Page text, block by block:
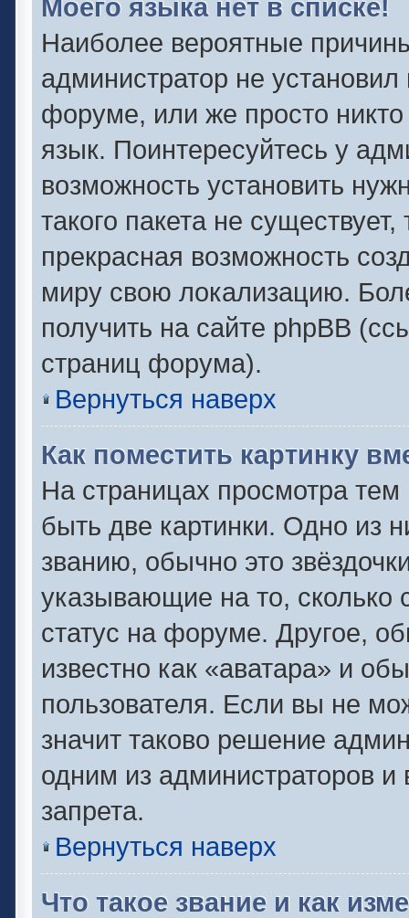
Моего языка нет в списке!
Наиболее вероятные
администратор не
форуме, или же просто
язык. Поинтересуйтесь у
возможность установить
такого пакета не
прекрасная возможность
миру свою локализацию.
получить на сайте phpBB
страниц форума).
Вернуться наверх
Как поместить картинку
На страницах просмотра
быть две картинки. Одно из
званию, обычно это
указывающие на то,
статус на форуме. Другое,
известно как «аватара» и
пользователя. Если вы не
значит таково решение
одним из администраторов и
запрета.
Вернуться наверх
Что такое звание и как